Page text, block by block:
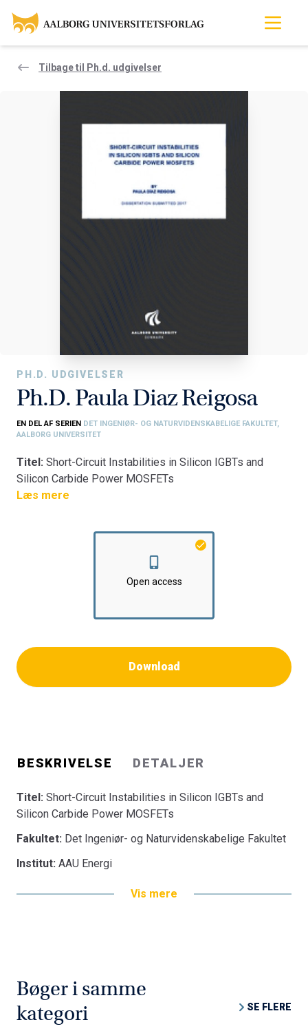
Tilbage til Ph.d. udgivelser
PH.D. UDGIVELSER
Ph.D. Paula Diaz Reigosa
EN DEL AF SERIEN DET INGENIØR- OG NATURVIDENSKABELIGE FAKULTET,
AALBORG UNIVERSITET
Titel: Short-Circuit Instabilities in Silicon IGBTs and
Silicon Carbide Power MOSFETs
Fakultet:Det Ingeniør- og Naturvidenskabelige Fakultet
Læs mere
Open access
Download
BESKRIVELSE DETALJER
Titel: Short-Circuit Instabilities in Silicon IGBTs and
Silicon Carbide Power MOSFETs
Fakultet: Det Ingeniør- og Naturvidenskabelige Fakultet
Institut: AAU Energi
Vis mere
Bøger i samme
kategori
SE FLERE